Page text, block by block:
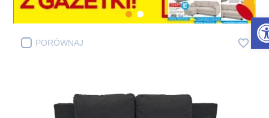
PORÓWNAJ